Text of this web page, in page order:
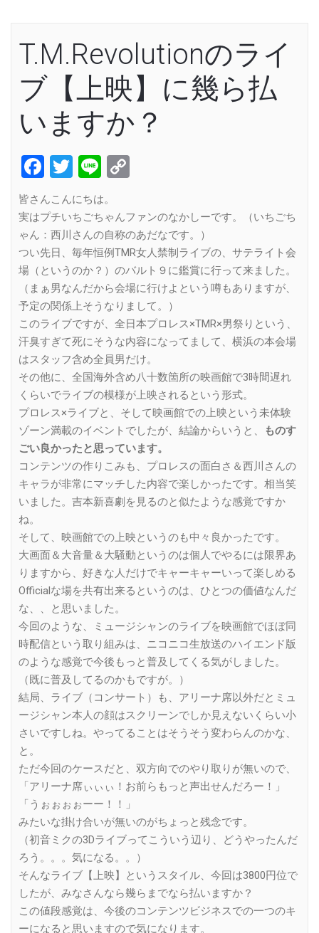
T.M.Revolutionのライ
ブ【上映】に幾ら払
いますか？
Facebook
Twitter
Line
皆さんこんにちは。
実はプチいちごちゃんファンのなかしーです。（いちごち
ゃん：西川さんの自称のあだなです。）
つい先日、毎年恒例TMR女人禁制ライブの、サテライト会
場（というのか？）のバルト９に鑑賞に行って来ました。
（まぁ男なんだから会場に行けよという噂もありますが、
予定の関係上そうなりまして。）
このライブですが、全日本プロレス×TMR×男祭りという、
汗臭すぎて死にそうな内容になってまして、横浜の本会場
はスタッフ含め全員男だけ。
その他に、全国海外含め八十数箇所の映画館で3時間遅れ
くらいでライブの模様が上映されるという形式。
プロレス×ライブと、そして映画館での上映という未体験
ゾーン満載のイベントでしたが、結論からいうと、
ものす
ごい良かったと思っています。
コンテンツの作りこみも、プロレスの面白さ＆西川さんの
キャラが非常にマッチした内容で楽しかったです。相当笑
いました。吉本新喜劇を見るのと似たような感覚ですか
ね。
そして、映画館での上映というのも中々良かったです。
大画面＆大音量＆大騒動というのは個人でやるには限界あ
りますから、好きな人だけでキャーキャーいって楽しめる
Officialな場を共有出来るというのは、ひとつの価値なんだ
な、、と思いました。
今回のような、ミュージシャンのライブを映画館でほぼ同
時配信という取り組みは、ニコニコ生放送のハイエンド版
のような感覚で今後もっと普及してくる気がしました。
（既に普及してるのかもですが。）
結局、ライブ（コンサート）も、アリーナ席以外だとミュ
ージシャン本人の顔はスクリーンでしか見えないくらい小
さいですしね。やってることはそうそう変わらんのかな、
と。
ただ今回のケースだと、双方向でのやり取りが無いので、
「アリーナ席ぃぃぃ！お前らもっと声出せんだろー！」
「うぉぉぉぉーー！！」
みたいな掛け合いが無いのがちょっと残念です。
（初音ミクの3Dライブってこういう辺り、どうやったんだ
ろう。。。気になる。。）
そんなライブ【上映】というスタイル、今回は3800円位で
したが、みなさんなら幾らまでなら払いますか？
この値段感覚は、今後のコンテンツビジネスでの一つのキ
ーになると思いますので気になります。